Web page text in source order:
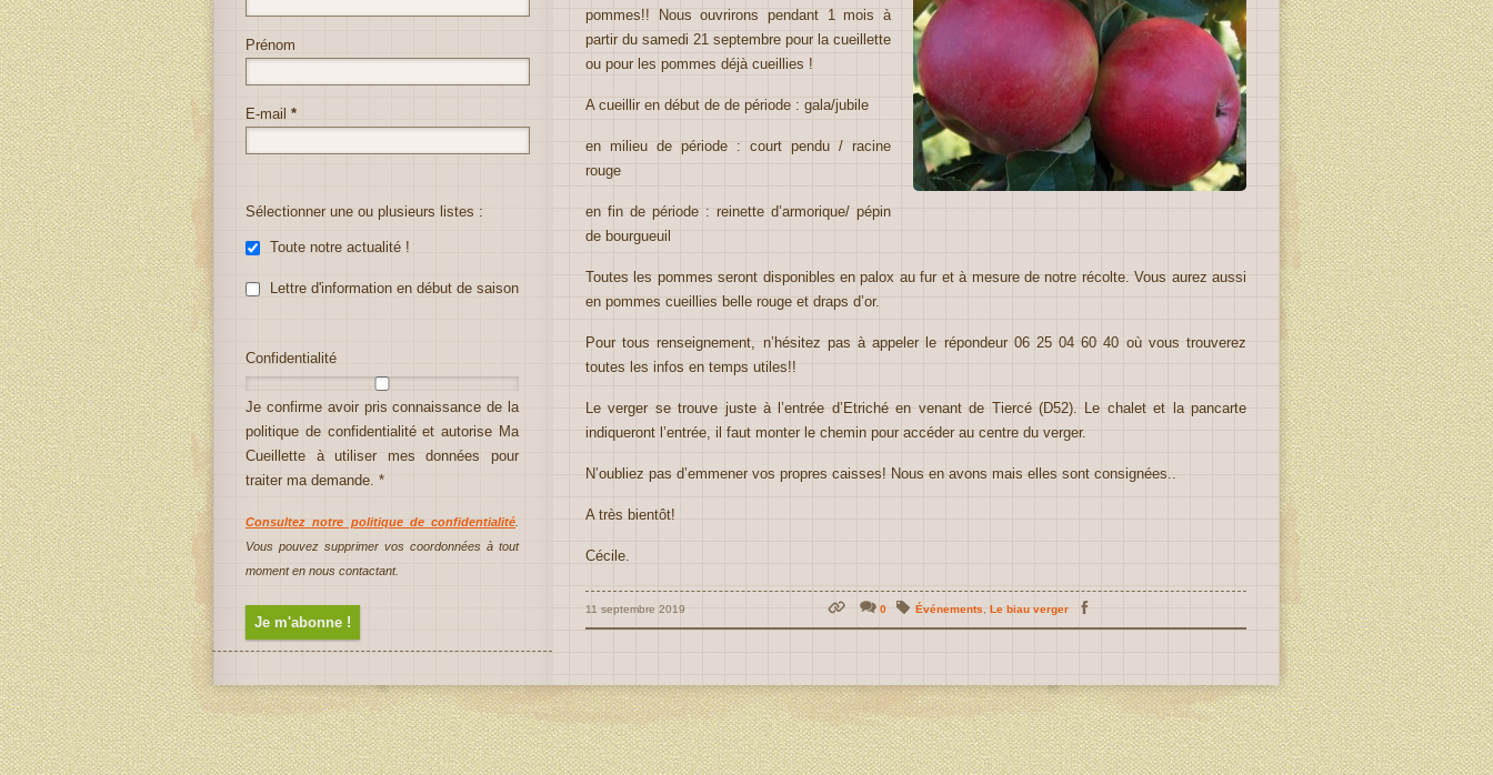
pommes!! Nous ouvrirons pendant 1 mois à
partir du samedi 21 septembre pour la cueillette
ou pour les pommes déjà cueillies !
A cueillir en début de de période : gala/jubile
en milieu de période : court pendu / racine
rouge
en fin de période : reinette d’armorique/ pépin
de bourgueuil
Toutes les pommes seront disponibles en palox au fur et à mesure de notre récolte. Vous aurez aussi
en pommes cueillies belle rouge et draps d’or.
Pour tous renseignement, n’hésitez pas à appeler le répondeur 06 25 04 60 40 où vous trouverez
toutes les infos en temps utiles!!
Le verger se trouve juste à l’entrée d’Etriché en venant de Tiercé (D52). Le chalet et la pancarte
indiqueront l’entrée, il faut monter le chemin pour accéder au centre du verger.
N’oubliez pas d’emmener vos propres caisses! Nous en avons mais elles sont consignées..
A très bientôt!
Cécile.
11 septembre 2019 0 Événements Le biau verger
Prénom
E-mail *
Sélectionner une ou plusieurs listes :
Toute notre actualité !
Lettre d'information en début de saison
Confidentialité
Je confirme avoir pris connaissance de la
politique de confidentialité et autorise Ma
Cueillette à utiliser mes données pour
traiter ma demande. *
Consultez notre politique de confidentialité
Vous pouvez supprimer vos coordonnées à tout
moment en nous contactant.